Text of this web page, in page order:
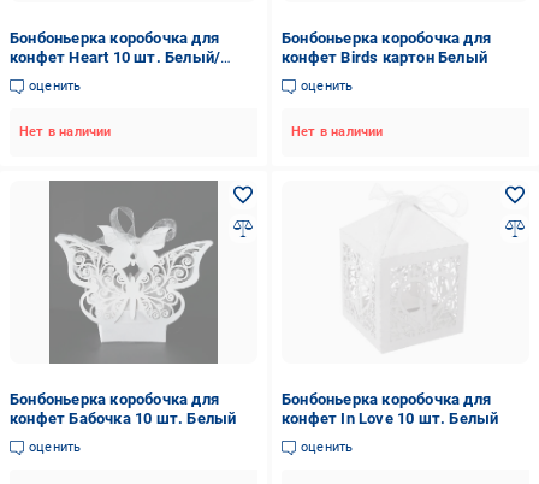
Бонбоньерка коробочка для
конфет Heart 10 шт. Белый/
Золотой
оценить
Нет в наличии
Бонбоньерка коробочка для
конфет Birds картон Белый
оценить
Нет в наличии
Бонбоньерка коробочка для
конфет Бабочка 10 шт. Белый
оценить
Бонбоньерка коробочка для
конфет In Love 10 шт. Белый
оценить